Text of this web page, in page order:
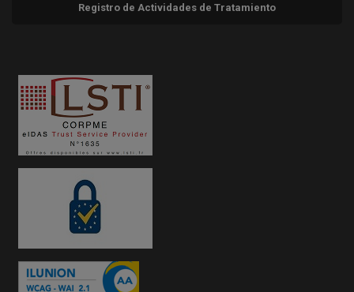
Registro de Actividades de Tratamiento